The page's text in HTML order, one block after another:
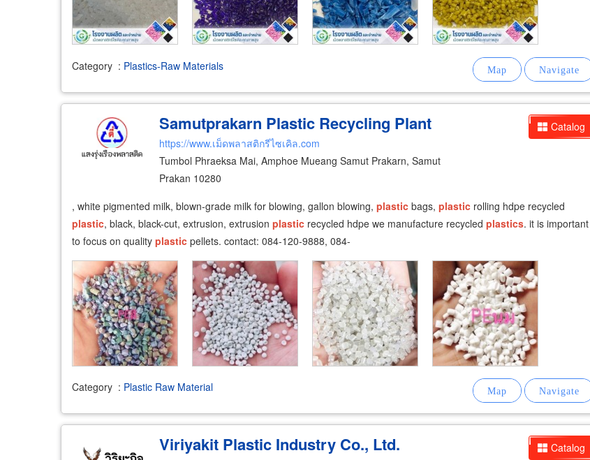
Category : Plastics-Raw Materials
Catalog
Samutprakarn Plastic Recycling Plant
https://www.เม็ดพลาสติกรีไซเคิล.com
Tumbol Phraeksa Mai, Amphoe Mueang Samut Prakarn, Samut
Prakan 10280
, white pigmented milk, blown-grade milk for blowing, gallon blowing, plastic bags, plastic rolling hdpe recycled
plastic, black, black-cut, extrusion, extrusion plastic recycled hdpe we manufacture recycled plastics. it is important
to focus on quality plastic pellets. contact: 084-120-9888, 084-
Category : Plastic Raw Material
Catalog
Viriyakit Plastic Industry Co., Ltd.